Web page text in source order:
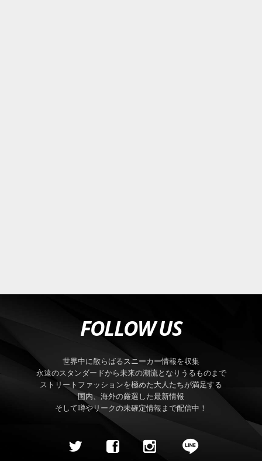
FOLLOW US
世界中に散らばるスニーカー情報を収集
永遠のスタンダードから未来の潮流となりうるものまで
ストリートファッションを極めた大人たちが満足する
国内、海外の厳選した最新情報
そして噂やリークの未確定情報まで配信中！